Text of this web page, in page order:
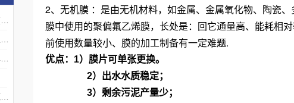
2、无机膜 ：是由无机材料，如金属、金属氧化物、陶瓷
膜中使用的聚偏氟乙烯膜，长处是：回它通量高、能耗相
前使用数量较小、膜的加工制备有一定难题.
优点：1）膜片可单张更换。
2）出水水质稳定；
3）剩余污泥产量少；